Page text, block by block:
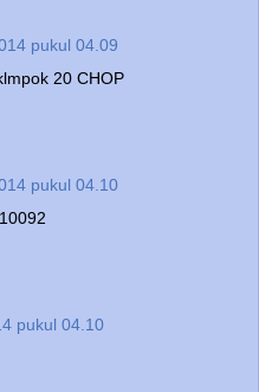
pukul 04.09
20 CHOP
pukul 04.10
pukul 04.10